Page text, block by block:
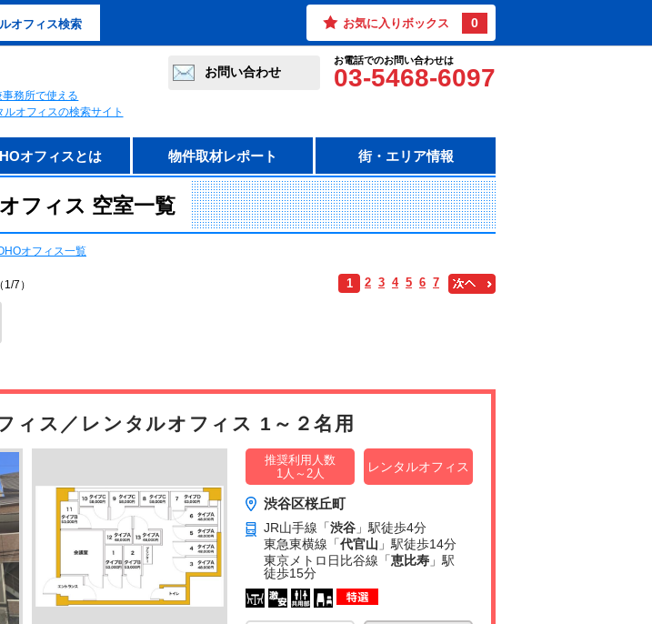
オフィス検索 お気に入りボックス 0
務所で使える
オフィスの検索サイト
お電話でのお問い合わせは
03-5468-6097
お問い合わせ
オフィスとは 物件取材レポート 街・エリア情報
フィス 空室一覧
オフィス一覧
7） 1 2 3 4 5 6 7
ィス／レンタルオフィス 1～２名用
推奨利用人数
1人～2人
レンタルオフィス
渋谷区桜丘町
JR山手線「渋谷 」駅徒歩4分
東急東横線「代官山 」駅徒歩14分
東京メトロ日比谷線「恵比寿 」駅
徒歩15分